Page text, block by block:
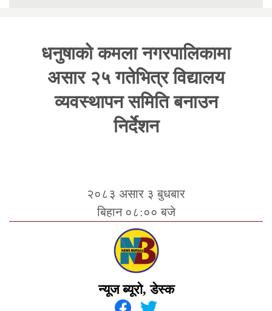
धनुषाको कमला नगरपालिकामा
असार २५ गतेभित्र विद्यालय
व्यवस्थापन समिति बनाउन
निर्देशन
२०८३ असार ३ बुधबार
बिहान ०८:०० बजे
न्यूज ब्यूरो, डेस्क